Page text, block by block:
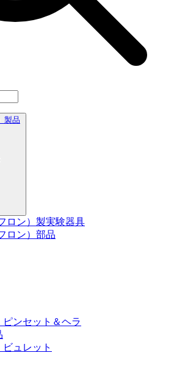
製品
ロン）製実験器具
ロン）部品
ピンセット＆ヘラ
ュレット